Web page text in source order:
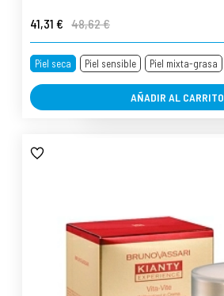
41,31 € 48,62 €
Piel seca Piel sensible Piel mixta-grasa
AÑADIR AL CARRITO